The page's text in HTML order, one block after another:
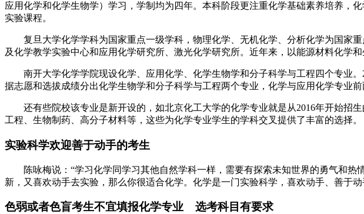
应用化学和化学生物学）学习，学制均为四年。本科阶段更注重化学基础素养培养，
实验课程。
复旦大学化学学科为国家重点一级学科，物理化学、无机化学、分析化学为国家
及化学教学实验中心和应用化学研究所、激光化学研究所。近年来，以能源材料化学
南开大学化学学院现设化学、应用化学、化学生物学和分子科学与工程四个专业
据志愿和选拔成绩分出化学生物学和分子科学与工程两个专业，化学与应用化学专业前
还有些院校该专业是新开设的，如北京化工大学的化学专业就是从2016年开始招
工程、生物制药、高分子材料等，这些为化学专业学生的学科交叉提供了丰富的选择。
实验科学欢迎善于动手的考生
陈咏梅说：“学习化学同学习其他自然学科一样，需要有探索未知世界的勇气和
新，又喜欢动手去实验，那么你很适合化学。化学是一门实验科学，喜欢动手、善于
色弱或者色盲考生不宜填报化学专业 选考科目有要求